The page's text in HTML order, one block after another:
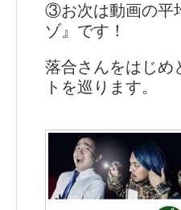
③お次は動画の平
ゾ』です！
落合さんをはじめ
トを巡ります。